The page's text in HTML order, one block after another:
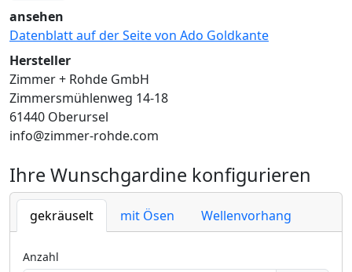
ansehen
Datenblatt auf der Seite von Ado Goldkante
Hersteller
Zimmer + Rohde GmbH
Zimmersmühlenweg 14-18
61440 Oberursel
info@zimmer-rohde.com
Ihre Wunschgardine konfigurieren
gekräuselt mit Ösen Wellenvorhang
Anzahl